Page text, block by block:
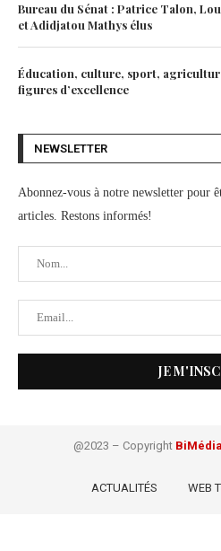
Bureau du Sénat : Patrice Talon,
et Adidjatou Mathys élus
Éducation, culture, sport,
figures d’excellence
NEWSLETTER
Abonnez-vous à notre newsletter pour
articles. Restons informés!
@2023 – Copyright BiMédia
ACTUALITÉS WEB